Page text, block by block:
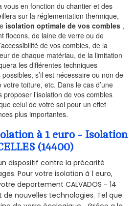
vous en fonction du chantier et des
sur la réglementation thermique,
isolation optimale de vos combles ,
flocons, de laine de verre ou de
de vos combles, de la
de chaque matériau, de la limitation
les différentes techniques
s’il est nécessaire ou non de
toiture, etc. Dans le cas d’une
l’isolation de vos combles
celui de votre sol pour un effet
plus importantes.
à 1 euro - Isolation
(14400)
dispositif contre la précarité
Pour votre isolation à 1 euro,
departement CALVADOS - 14
de nouvelles technologies. Tel que